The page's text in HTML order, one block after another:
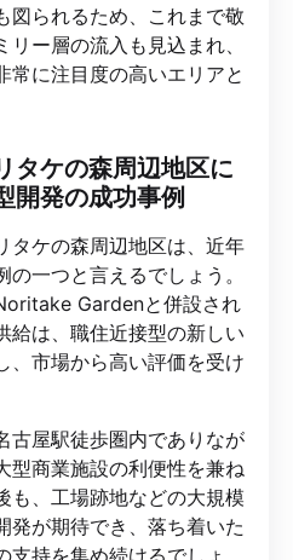
図られるため、これまで敬
ー層の流入も見込まれ、
常に注目度の高いエリアと
タケの森周辺地区に
開発の成功事例
タケの森周辺地区は、近年
一つと言えるでしょう。
Gardenと併設され
給は、職住近接型の新しい
、市場から高い評価を受け
古屋駅徒歩圏内でありなが
型商業施設の利便性を兼ね
も、工場跡地などの大規模
発が期待でき、落ち着いた
支持を集め続けるでしょ